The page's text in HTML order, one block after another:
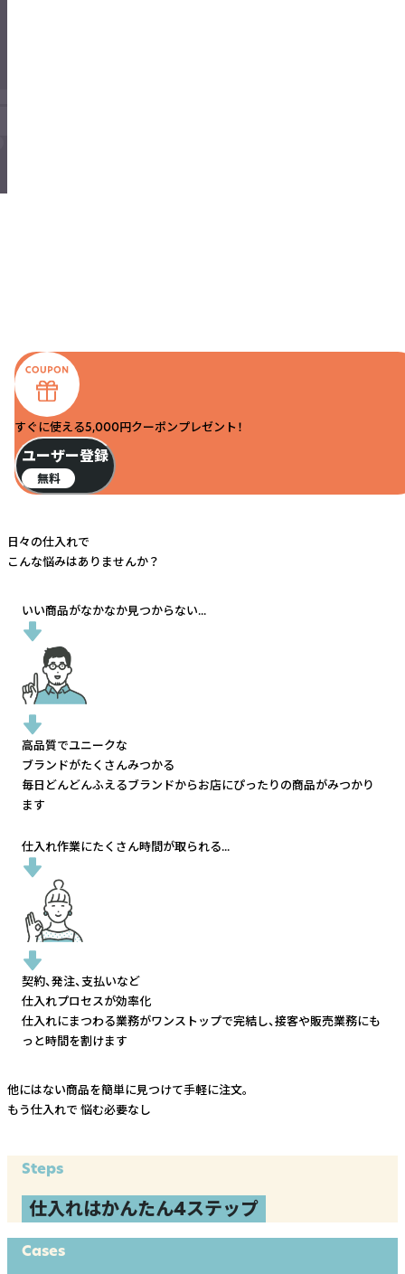
すぐに使える5,000円クーポンプレゼント！
ユーザー登録
無料
日々の仕入れで
こんな悩みはありませんか？
いい商品がなかなか見つからない...
高品質でユニークな
ブランドがたくさんみつかる
毎日どんどんふえるブランドからお店にぴったりの商品がみつかり
ます
仕入れ作業にたくさん時間が取られる...
契約、発注、支払いなど
仕入れプロセスが効率化
仕入れにまつわる業務がワンストップで完結し、接客や販売業務にも
っと時間を割けます
他にはない商品を簡単に見つけて手軽に注文。
もう仕入れで 悩む必要なし
Steps
仕入れはかんたん4ステップ
Cases